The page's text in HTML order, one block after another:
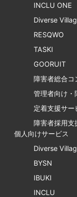
INCLU ONE
Diverse
RESQWO
TASKI
GOORUIT
障害者総合コ
管理者向け・
定着支援サー
障害者採用支
個人向けサービス
Diverse
BYSN
IBUKI
INCLU